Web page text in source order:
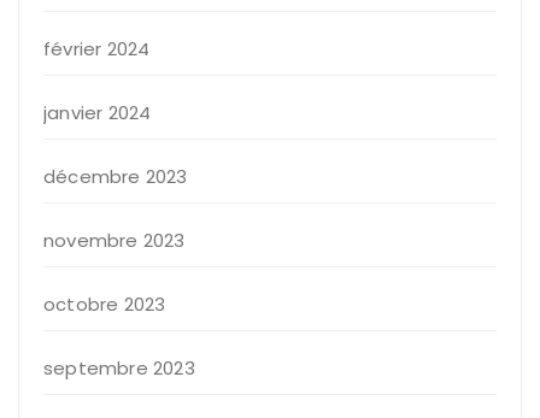
février 2024
janvier 2024
décembre 2023
novembre 2023
octobre 2023
septembre 2023